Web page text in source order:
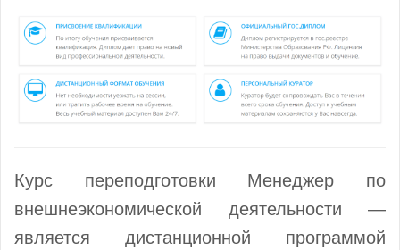
Курс переподготовки Менеджер по
внешнеэкономической деятельности —
является дистанционной программой